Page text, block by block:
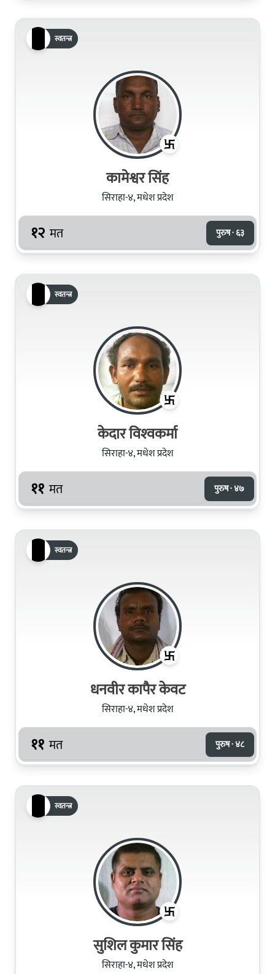
स्वतन्त्र
कामेश्वर सिंह
सिराहा-४, मधेश प्रदेश
१२ मत पुरुष · ६३
स्वतन्त्र
केदार विश्‍वकर्मा
सिराहा-४, मधेश प्रदेश
११ मत पुरुष · ४७
स्वतन्त्र
धनवीर कापैर केवट
सिराहा-४, मधेश प्रदेश
११ मत पुरुष · ४८
स्वतन्त्र
सुशिल कुमार सिंह
सिराहा-४, मधेश प्रदेश